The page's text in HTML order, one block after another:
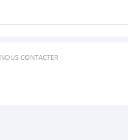
NOUS CONTACTER